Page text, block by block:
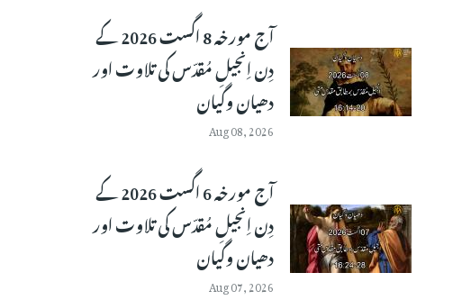
آج مورخہ 8 اگست 2026 کے
دِن اِنجیلِ مُقدّس کی تلاوت اور
دھیان وگیان
Aug 08, 2026
آج مورخہ 6 اگست 2026 کے
دِن اِنجیلِ مُقدّس کی تلاوت اور
دھیان وگیان
Aug 07, 2026